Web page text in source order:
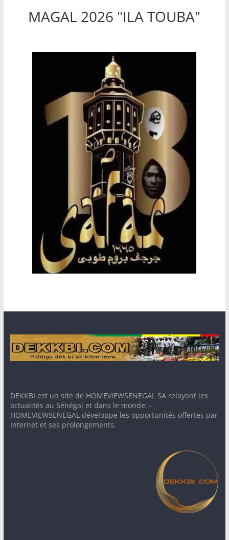
MAGAL 2026 "ILA TOUBA"
DEKKBI est un site de HOMEVIEWSENEGAL SA relayant les
actualités au Sénégal et dans le monde. -
HOMEVIEWSENEGAL développe les opportunités offertes par
Internet et ses prolongements.